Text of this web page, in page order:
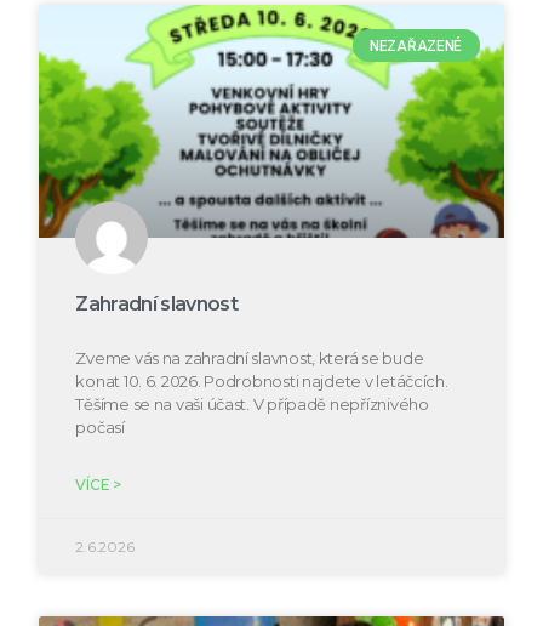
NEZAŘAZENÉ
Zahradní slavnost
Zveme vás na zahradní slavnost, která se bude
konat 10. 6. 2026. Podrobnosti najdete v letáčcích.
Těšíme se na vaši účast. V případě nepříznivého
počasí
VÍCE >
2.6.2026